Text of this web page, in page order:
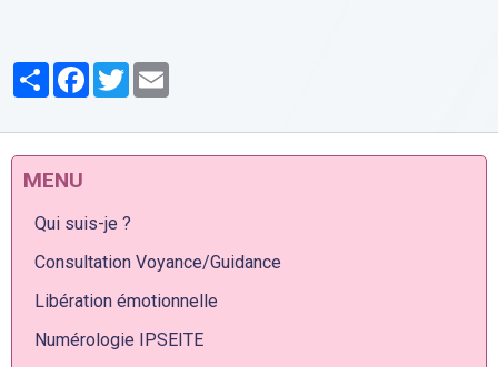
PartagerFacebook
Twitter
MENU
Qui suis-je ?
Consultation Voyance/Guidance
Libération émotionnelle
Numérologie IPSEITE